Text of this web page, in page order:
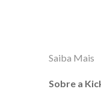
Saiba Mais
Sobre a